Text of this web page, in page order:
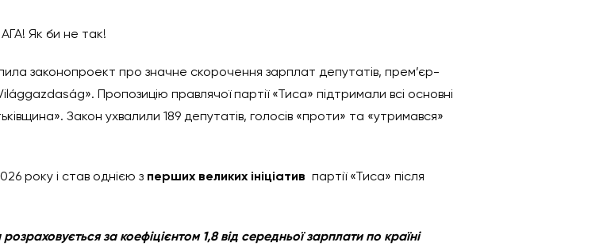
Як би не так!
законопроект про значне скорочення зарплат депутатів, прем’єр-
Пропозицію правлячої партії «Тиса» підтримали всі основні
Закон ухвалили 189 депутатів, голосів «проти» та «утримався»
року і став однією з перших великих ініціатив партії «Тиса» після
за коефіцієнтом 1,8 від середньої зарплати по країні